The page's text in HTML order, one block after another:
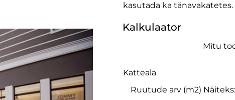
kasutada ka tänavakatetes.
Kalkulaator
Mitu
Katteala